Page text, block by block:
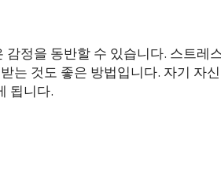
정을 동반할 수 있습니다. 스트레
는 것도 좋은 방법입니다. 자기 자
됩니다.